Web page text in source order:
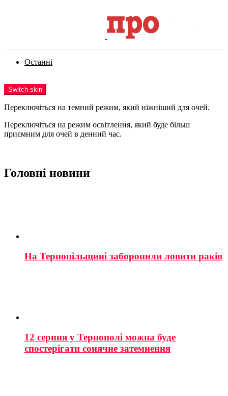
Останні
Switch skin
Переключіться на темний режим, який ніжніший для очей.
Переключіться на режим освітлення, який буде більш
приємним для очей в денний час.
Головні новини
На Тернопільщині заборонили ловити раків
12 серпня у Тернополі можна буде
спостерігати сонячне затемнення